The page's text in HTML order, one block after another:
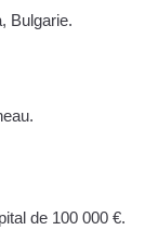
Bulgarie.
de 100 000 €.